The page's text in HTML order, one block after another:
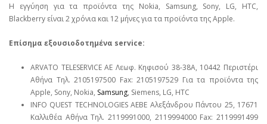
Η εγγύηση για τα προϊόντα της Nokia, Samsung, Sony, LG, HTC,
Blackberry είναι 2 χρόνια και 12 μήνες για τα προϊόντα της Apple.
Επίσημα εξουσιοδοτημένα service:
ARVATO TELESERVICE ΑΕ Λεωφ. Κηφισού 38-38Α, 10442 Περιστέρι
Αθήνα Τηλ. 2105197500 Fax: 2105197529 Για τα προϊόντα της
Apple, Sony, Nokia, Samsung, Siemens, LG, HTC
INFO QUEST TECHNOLOGIES ΑΕΒΕ Αλεξάνδρου Πάντου 25, 17671
Καλλιθέα Αθήνα Τηλ. 2119991000, 2119994000 Fax: 2119991499